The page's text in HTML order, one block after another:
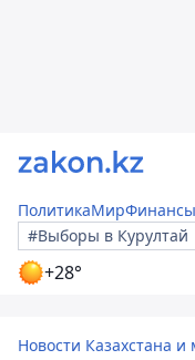
ПолитикаМирФинансы
#Выборы в Курултай
+28°
Новости Казахстана и